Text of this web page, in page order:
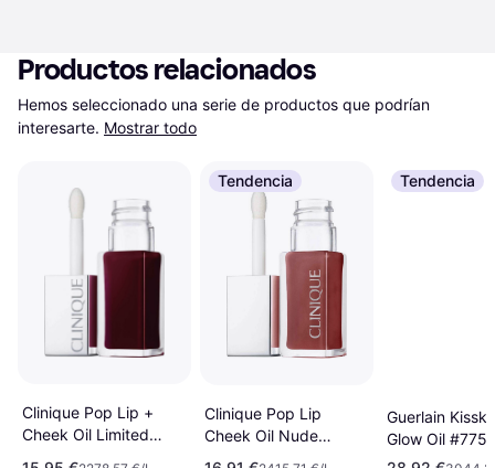
Productos relacionados
Hemos seleccionado una serie de productos que podrían
interesarte. Mostrar todo
Clinique Pop Lip +
Cheek Oil Limited
Edition Black Honey
Tendencia
Clinique Pop Lip
Cheek Oil Nude
Honey
Tendencia
Guerlain
Glow Oil #775
Glow